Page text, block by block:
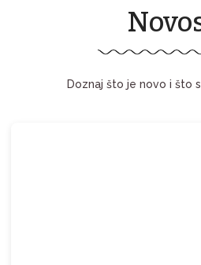
Doznaj što je novo i što